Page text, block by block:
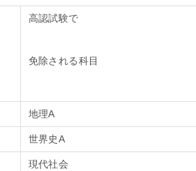
高認試験で
免除される科目
地理A
世界史A
現代社会